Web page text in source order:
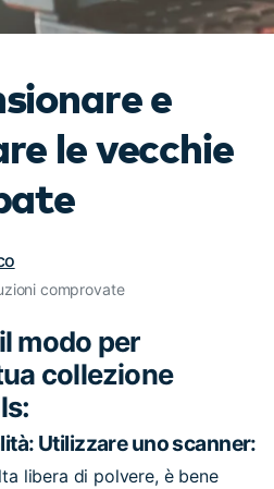
e
le vecchie
comprovate
modo per
collezione
Utilizzare uno scanner:
libera di polvere, è bene